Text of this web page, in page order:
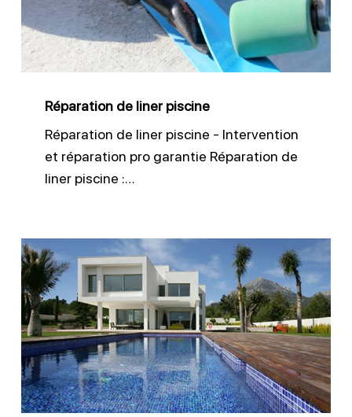
Réparation de liner piscine
Réparation de liner piscine - Intervention
et réparation pro garantie Réparation de
liner piscine :…
Liner
150/100
pour
piscines
durables